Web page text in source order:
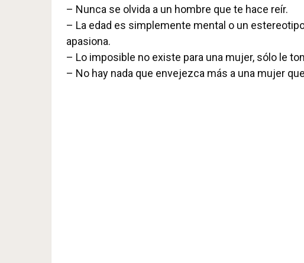
– Nunca se olvida a un hombre que te hace reír.
– La edad es simplemente mental o un
apasiona.
– Lo imposible no existe para una mujer, sólo le
– No hay nada que envejezca más a una mujer